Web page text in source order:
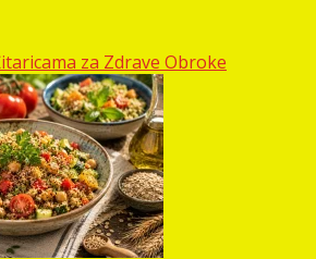
za Zdrave Obroke